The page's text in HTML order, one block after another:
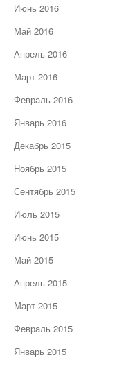
Июнь 2016
Май 2016
Апрель 2016
Март 2016
Февраль 2016
Январь 2016
Декабрь 2015
Ноябрь 2015
Сентябрь 2015
Июль 2015
Июнь 2015
Май 2015
Апрель 2015
Март 2015
Февраль 2015
Январь 2015